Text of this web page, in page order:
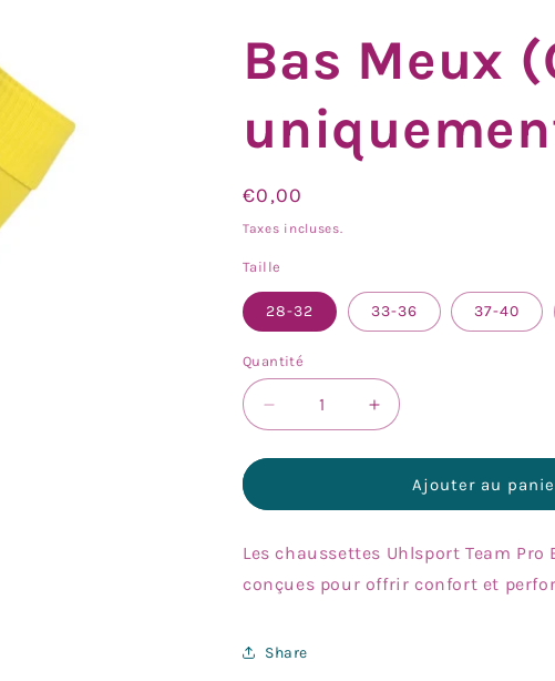
Bas Meux
Prix
habituel
€0,00
Taxes incluses.
Taille
28-32 33-36 37-40
Quantité
Réduire
la
quantité
Bas
(Gardien
uniquement)
Augmenter
la
quantité
Bas
(Gardien
uniquement)
Ajouter au
Les chaussettes Uhlsport Team
conçues pour offrir confort et
Share